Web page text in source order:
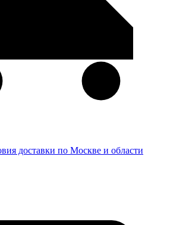
доставки по Москве и области